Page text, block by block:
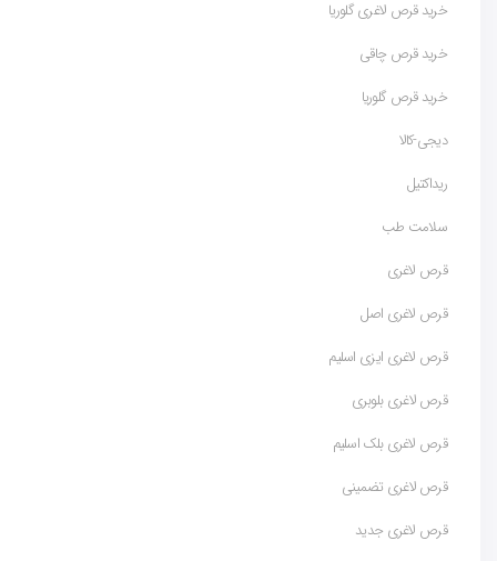
خرید قرص لاغری گلوریا
خرید قرص چاقی
خرید قرص گلوریا
دیجی-کالا
ریداکتیل
سلامت طب
قرص لاغری
قرص لاغری اصل
قرص لاغری ایزی اسلیم
قرص لاغری بلوبری
قرص لاغری بلک اسلیم
قرص لاغری تضمینی
قرص لاغری جدید